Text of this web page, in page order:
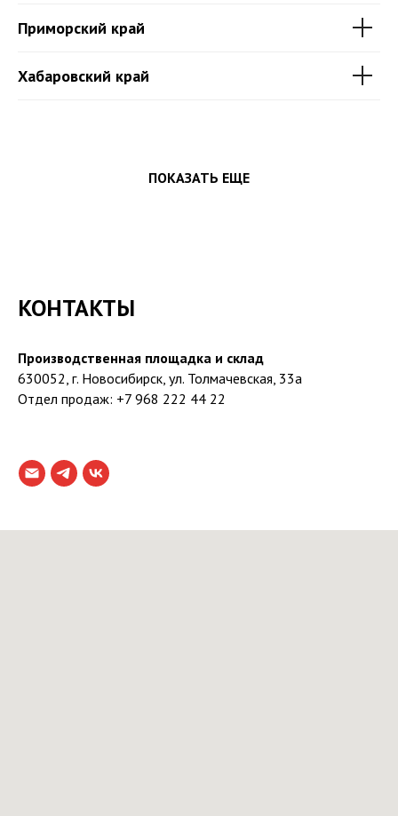
Приморский край
Хабаровский край
ПОКАЗАТЬ ЕЩЕ
КОНТАКТЫ
Производственная площадка и склад
630052, г. Новосибирск, ул. Толмачевская, 33а
Отдел продаж: +7 968 222 44 22